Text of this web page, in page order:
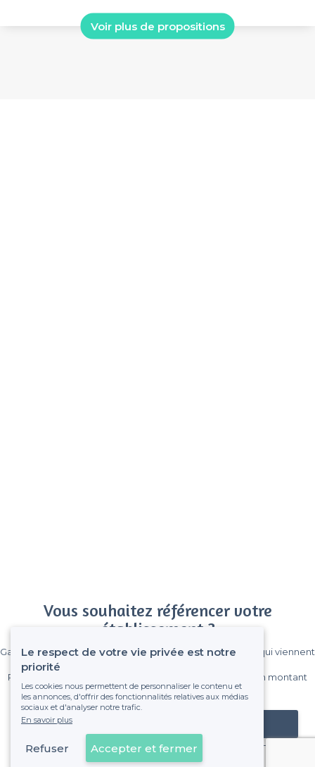
Voir plus de propositions
Vous souhaitez référencer votre
établissement ?
Gagnez de nombreux clients parmi le million de visiteurs qui viennent
Pas de commissions et sans engagement, vous payez un montant
fixe sans risque de voir déraper la facture.
Référencer mon établissement
Déjà client
Le respect de votre vie privée est notre
priorité
Les cookies nous permettent de personnaliser le contenu et
les annonces, d'offrir des fonctionnalités relatives aux médias
sociaux et d'analyser notre trafic.
En savoir plus
Refuser Accepter et fermer